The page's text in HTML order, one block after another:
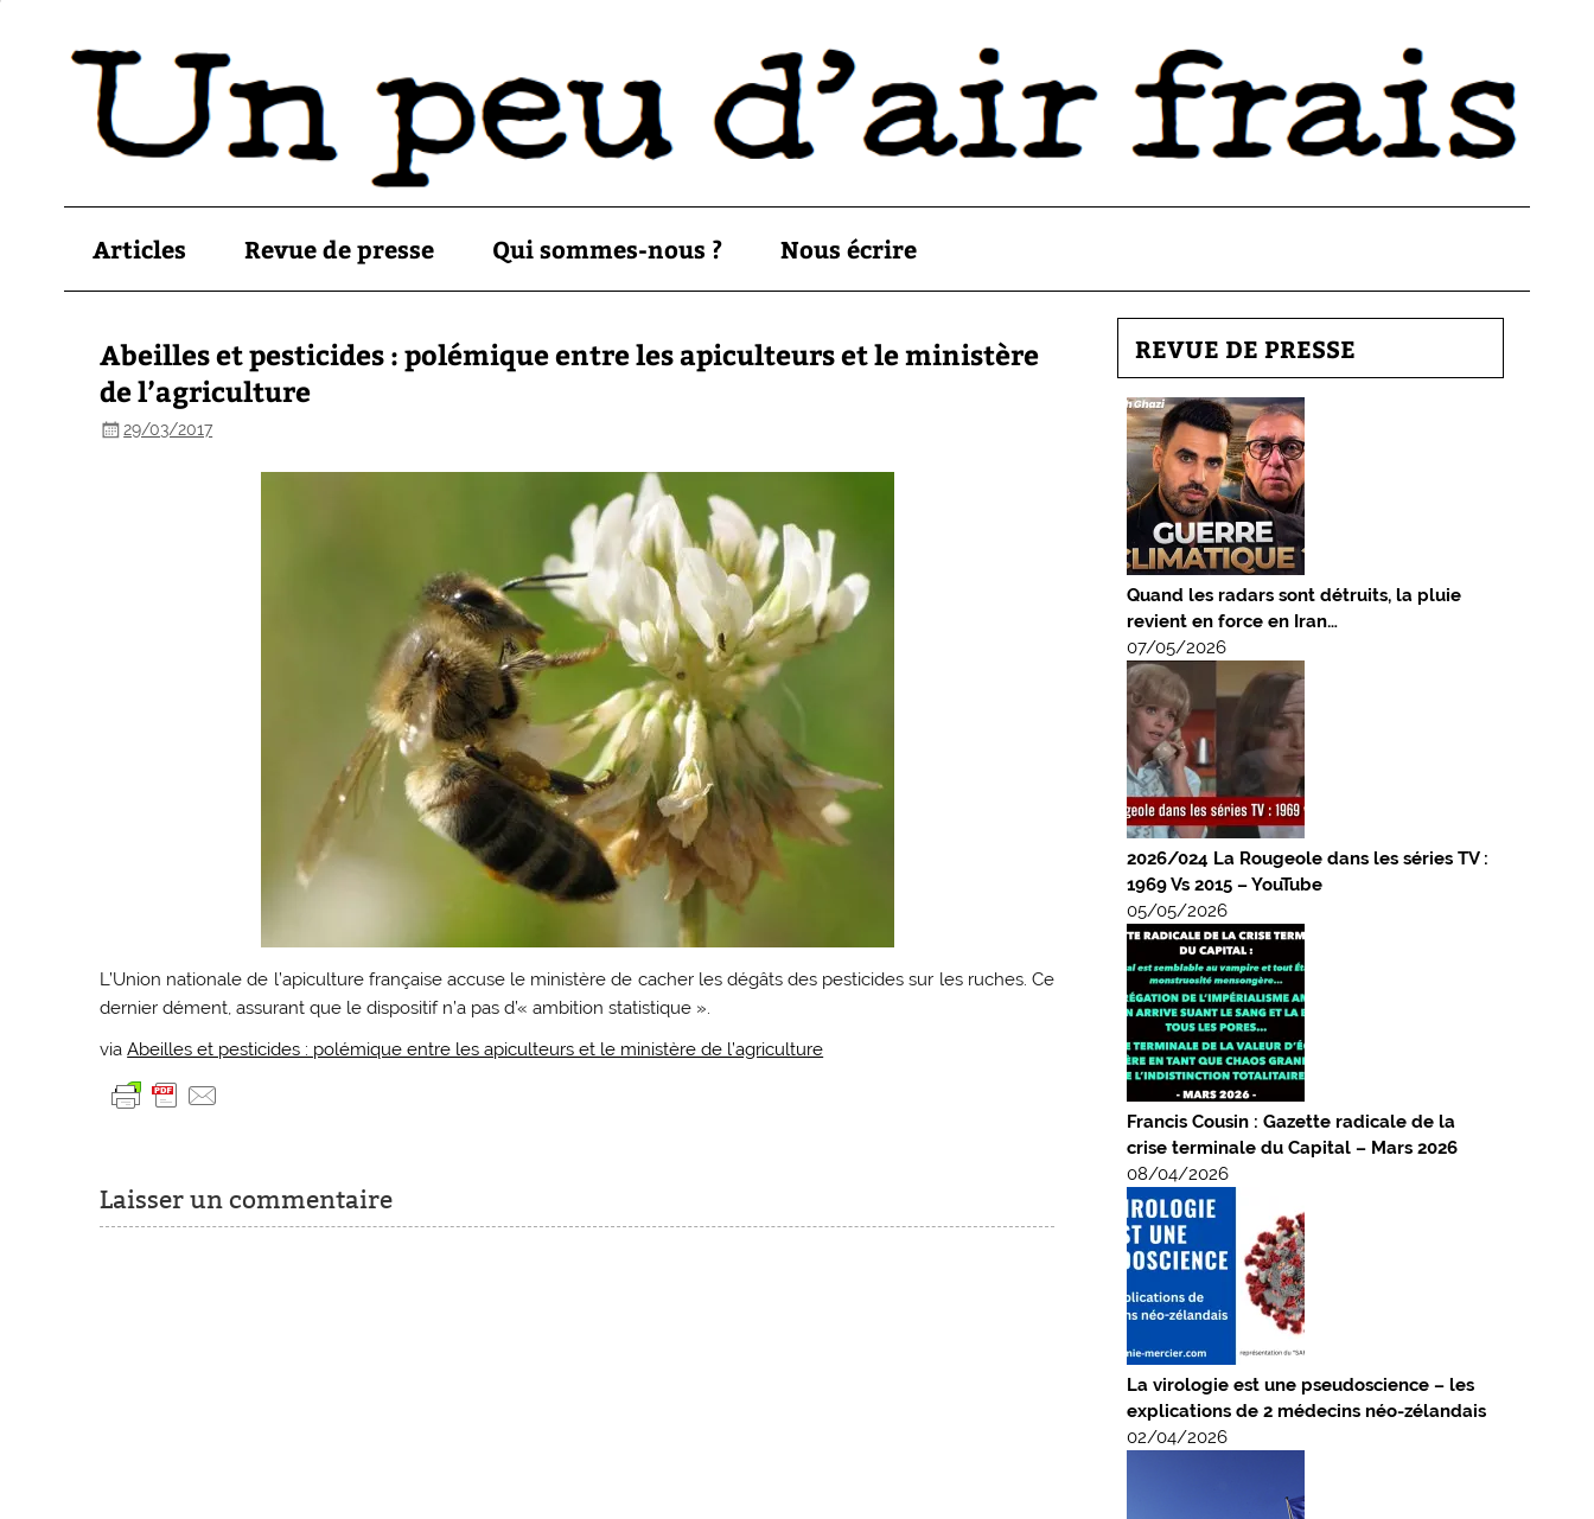
Articles Revue de presse Qui sommes-nous ? Nous écrire
Abeilles et pesticides : polémique entre les apiculteurs et le ministère
de l’agriculture
29/03/2017
L’Union nationale de l’apiculture française accuse le ministère de cacher les dégâts des pesticides sur les ruches. Ce
dernier dément, assurant que le dispositif n’a pas d’« ambition statistique ».
viaAbeilles et pesticides : polémique entre les apiculteurs et le ministère de l’agriculture
Laisser un commentaire
REVUE DE PRESSE
Quand les radars sont détruits, la pluie
revient en force en Iran…
07/05/2026
2026/024 La Rougeole dans les séries TV :
1969 Vs 2015 – YouTube
05/05/2026
Francis Cousin : Gazette radicale de la
crise terminale du Capital – Mars 2026
08/04/2026
La virologie est une pseudoscience – les
explications de 2 médecins néo-zélandais
02/04/2026